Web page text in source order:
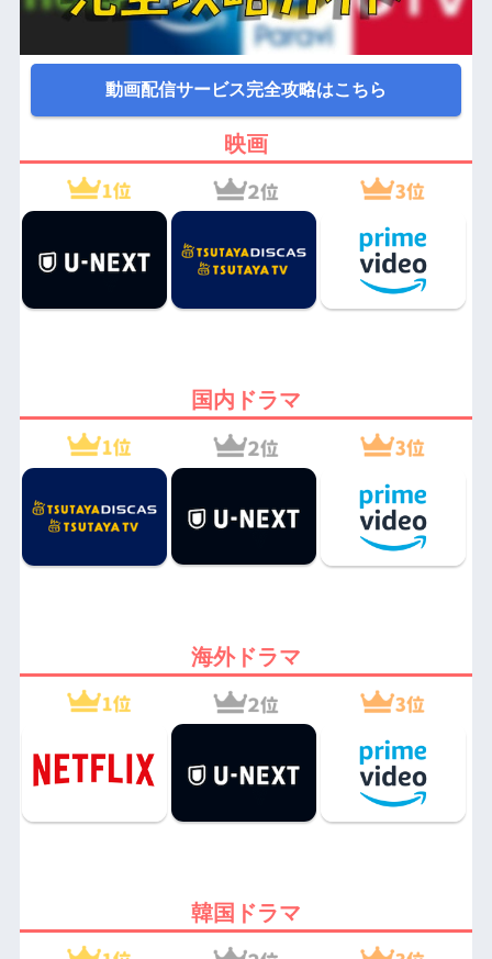
動画配信サービス完全攻略はこちら
映画
国内ドラマ
海外ドラマ
韓国ドラマ